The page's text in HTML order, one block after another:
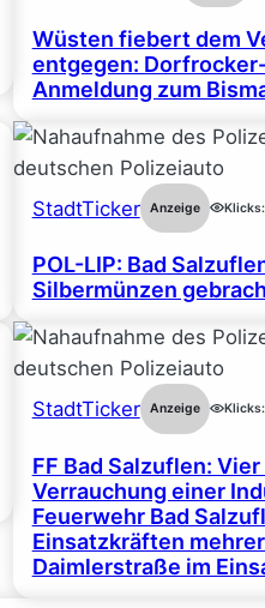
Wüsten fiebert dem
entgegen:
Anmeldung zum
StadtTicker Anzeige Klicks:
POL-LIP: Bad
Silbermünzen
StadtTicker Anzeige Klicks:
FF Bad Salzuflen:
Verrauchung einer
Feuerwehr Bad
Einsatzkräften
Daimlerstraße im